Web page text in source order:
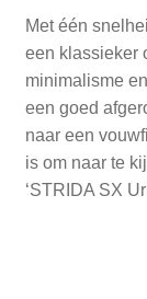
Met één
een klassieker
minimalisme
een goed
naar een
is om naar te
‘STRIDA SX